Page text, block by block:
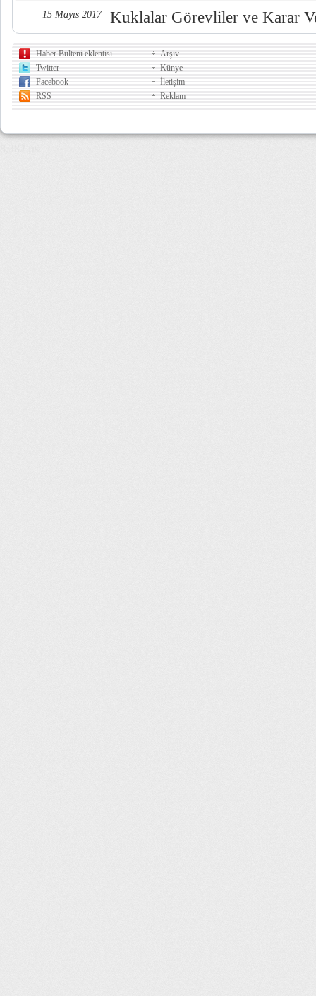
15 Mayıs 2017 Kuklalar Görevliler ve Karar
Haber Bülteni eklentisi
Twitter
Facebook
RSS
Arşiv
Künye
İletişim
Reklam